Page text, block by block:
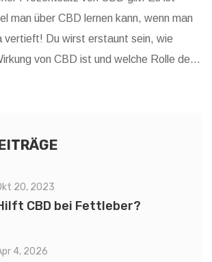
man über CBD lernen kann, wenn man
vertieft! Du wirst erstaunt sein, wie
von CBD ist und welche Rolle der
20, 2023
CBD bei Fettleber?
4, 2026